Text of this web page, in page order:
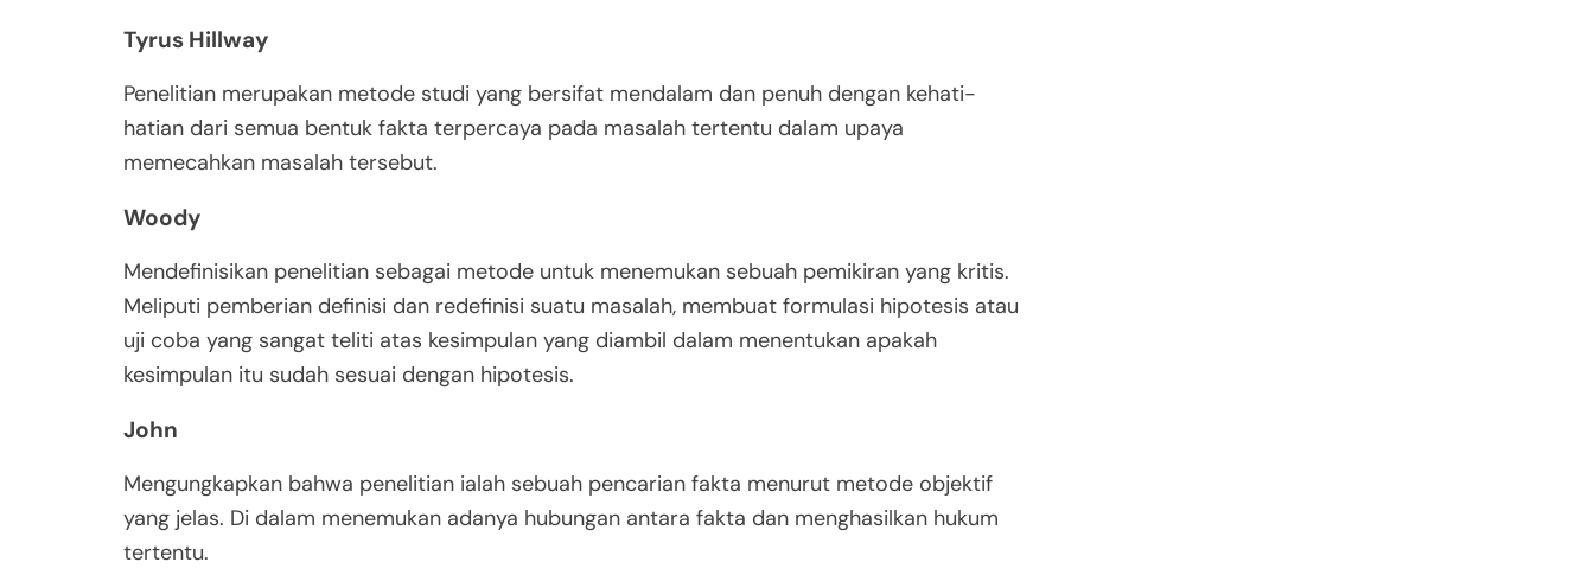
Tyrus Hillway
Penelitian merupakan metode studi yang bersifat mendalam dan penuh dengan kehati-
hatian dari semua bentuk fakta terpercaya pada masalah tertentu dalam upaya
memecahkan masalah tersebut.
Woody
Mendefinisikan penelitian sebagai metode untuk menemukan sebuah pemikiran yang kritis.
Meliputi pemberian definisi dan redefinisi suatu masalah, membuat formulasi hipotesis atau
uji coba yang sangat teliti atas kesimpulan yang diambil dalam menentukan apakah
kesimpulan itu sudah sesuai dengan hipotesis.
John
Mengungkapkan bahwa penelitian ialah sebuah pencarian fakta menurut metode objektif
yang jelas. Di dalam menemukan adanya hubungan antara fakta dan menghasilkan hukum
tertentu.